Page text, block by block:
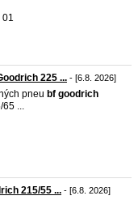
01
225 ... - [6.8. 2026]
pneu bf goodrich
65 ...
215/55 ... - [6.8. 2026]